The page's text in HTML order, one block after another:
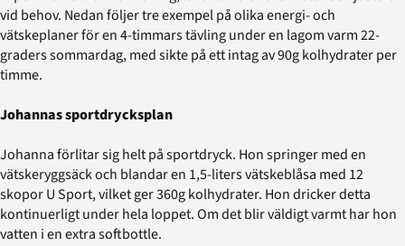
vid behov. Nedan följer tre exempel på olika energi- och
vätskeplaner för en 4-timmars tävling under en lagom varm 22-
graders sommardag, med sikte på ett intag av 90g kolhydrater per
timme.
Johannas sportdrycksplan
Johanna förlitar sig helt på sportdryck. Hon springer med en
vätskeryggsäck och blandar en 1,5-liters vätskeblåsa med 12
skopor U Sport, vilket ger 360g kolhydrater. Hon dricker detta
kontinuerligt under hela loppet. Om det blir väldigt varmt har hon
vatten i en extra softbottle.